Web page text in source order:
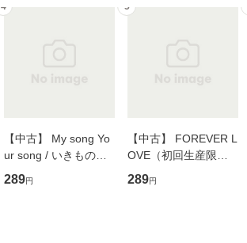
4
【中古】 My song Yo
ur song / いきものが
かり / [CD]【メール便
送料無料】
289円
5
【中古】 FOREVER L
OVE（初回生産限定
盤） / 清水翔太×加藤
ミリヤ / [CD]【メール
289円